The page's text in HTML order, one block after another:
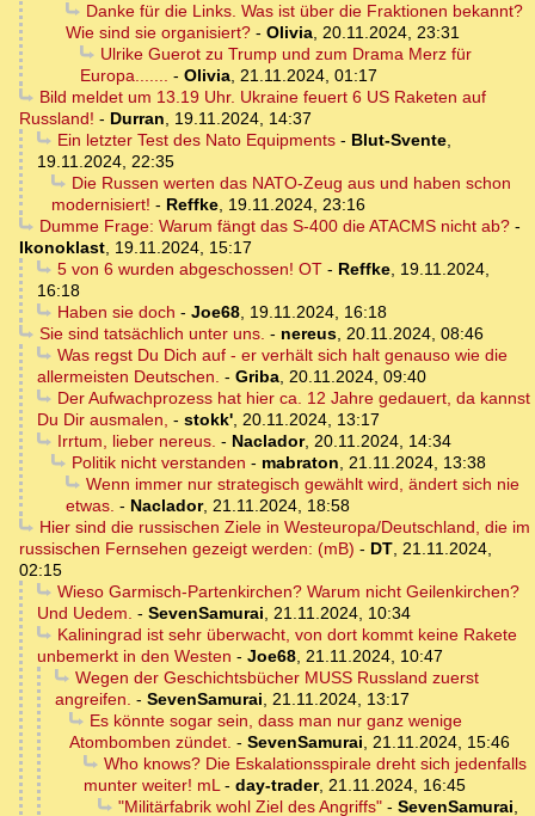
Danke für die Links. Was ist über die Fraktionen bekannt?
Wie sind sie organisiert? - Olivia, 20.11.2024, 23:31
Ulrike Guerot zu Trump und zum Drama Merz für
Europa....... - Olivia, 21.11.2024, 01:17
Bild meldet um 13.19 Uhr. Ukraine feuert 6 US Raketen auf
Russland! - Durran, 19.11.2024, 14:37
Ein letzter Test des Nato Equipments- Blut-Svente,
19.11.2024, 22:35
Die Russen werten das NATO-Zeug aus und haben schon
modernisiert! - Reffke, 19.11.2024, 23:16
Dumme Frage: Warum fängt das S-400 die ATACMS nicht ab?-
Ikonoklast, 19.11.2024, 15:17
5 von 6 wurden abgeschossen! OT- Reffke, 19.11.2024,
16:18
Haben sie doch - Joe68, 19.11.2024, 16:18
Sie sind tatsächlich unter uns. - nereus, 20.11.2024, 08:46
Was regst Du Dich auf - er verhält sich halt genauso wie die
allermeisten Deutschen. - Griba, 20.11.2024, 09:40
Der Aufwachprozess hat hier ca. 12 Jahre gedauert, da kannst
Du Dir ausmalen, - stokk', 20.11.2024, 13:17
Irrtum, lieber nereus. - Naclador, 20.11.2024, 14:34
Politik nicht verstanden - mabraton, 21.11.2024, 13:38
Wenn immer nur strategisch gewählt wird, ändert sich nie
etwas. - Naclador, 21.11.2024, 18:58
Hier sind die russischen Ziele in Westeuropa/Deutschland, die im
russischen Fernsehen gezeigt werden: (mB) - DT, 21.11.2024,
02:15
Wieso Garmisch-Partenkirchen? Warum nicht Geilenkirchen?
Und Uedem. - SevenSamurai, 21.11.2024, 10:34
Kaliningrad ist sehr überwacht, von dort kommt keine Rakete
unbemerkt in den Westen - Joe68, 21.11.2024, 10:47
Wegen der Geschichtsbücher MUSS Russland zuerst
angreifen. - SevenSamurai, 21.11.2024, 13:17
Es könnte sogar sein, dass man nur ganz wenige
Atombomben zündet. - SevenSamurai, 21.11.2024, 15:46
Who knows? Die Eskalationsspirale dreht sich jedenfalls
munter weiter! mL- day-trader, 21.11.2024, 16:45
"Militärfabrik wohl Ziel des Angriffs"- SevenSamurai,